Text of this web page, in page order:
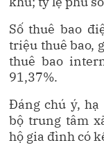
Số thuê bao
triệu thuê bao,
thuê bao
91,37%.
Đáng chú ý, hạ
bộ trung tâm
hộ gia đình có